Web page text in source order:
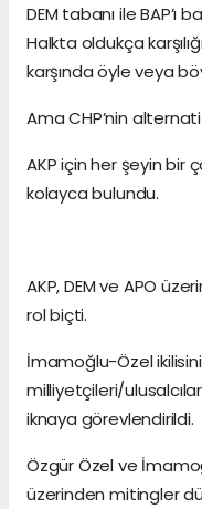
DEM tabanı ile BAP’ı
Halkta oldukça
karşında öyle veya
Ama CHP’nin
AKP için her şeyin bir
kolayca bulundu.
AKP, DEM ve APO
rol biçti.
İmamoğlu-Özel
milliyetçileri/
iknaya görevlendirildi.
Özgür Özel ve
üzerinden mitingler